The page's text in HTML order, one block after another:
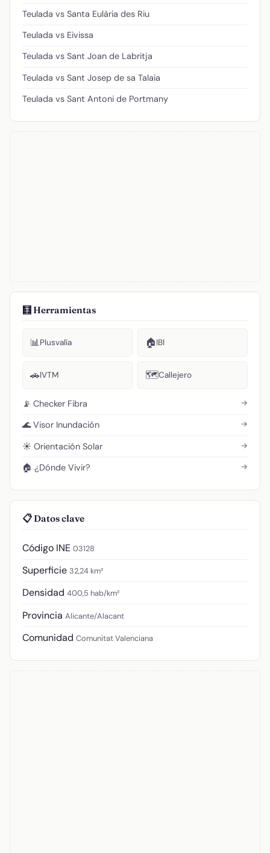
Teulada vs Santa Eulària des Riu
Teulada vs Eivissa
Teulada vs Sant Joan de Labritja
Teulada vs Sant Josep de sa Talaia
Teulada vs Sant Antoni de Portmany
🧮 Herramientas
📊Plusvalía 🏠IBI
🚗IVTM 🗺️Callejero
📡 Checker Fibra →
🌊 Visor Inundación →
☀️ Orientación Solar →
🏠 ¿Dónde Vivir? →
📋 Datos clave
Código INE 03128
Superficie 32,24 km²
Densidad 400,5 hab/km²
Provincia Alicante/Alacant
Comunidad Comunitat Valenciana